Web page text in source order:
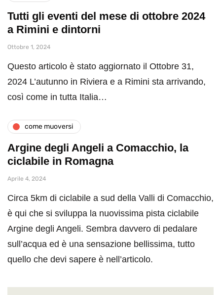
Tutti gli eventi del mese di ottobre 2024
a Rimini e dintorni
Ottobre 1, 2024
Questo articolo è stato aggiornato il Ottobre 31,
2024 L’autunno in Riviera e a Rimini sta arrivando,
così come in tutta Italia…
come muoversi
Argine degli Angeli a Comacchio, la
ciclabile in Romagna
Aprile 4, 2024
Circa 5km di ciclabile a sud della Valli di Comacchio,
è qui che si sviluppa la nuovissima pista ciclabile
Argine degli Angeli. Sembra davvero di pedalare
sull’acqua ed è una sensazione bellissima, tutto
quello che devi sapere è nell’articolo.